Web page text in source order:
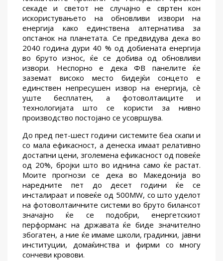
секаде и светот не случајно е свртен кон
искористувањето на обновливи извори на
енергија како единствена алтернатива за
опстанок на планетата. Се предвидува дека во
2040 година дури 40 % од добиената енергија
во бруто износ, ќе се добива од oбновливи
извори. Неспорно е дека ФВ панелите ќе
заземат високо место бидејќи сонцето е
единствен непресушен извор на енергија, сè
уште бесплатен, а фотоволтаиците и
технологијата што се користи за нивно
производство постојано се усовршува.
До пред пет-шест години системите беа скапи и
со мала ефикасност, а денеска имаат релативно
достапни цени, зголемена ефикасност од повеќе
од 20%, бројки што во иднина само ќе растат.
Моите прогнози се дека во Македонија во
наредните пет до десет години ќе се
инсталираат и повеќе од 500MW, со што уделот
на фотоволтаичните системи во бруто билансот
значајно ќе се подобри, енергетскиот
перформанс на државата ќе биде значително
збогатен, а ние ќе имаме школи, градинки, јавни
институции, домаќинства и фирми со многу
сончеви кровови.